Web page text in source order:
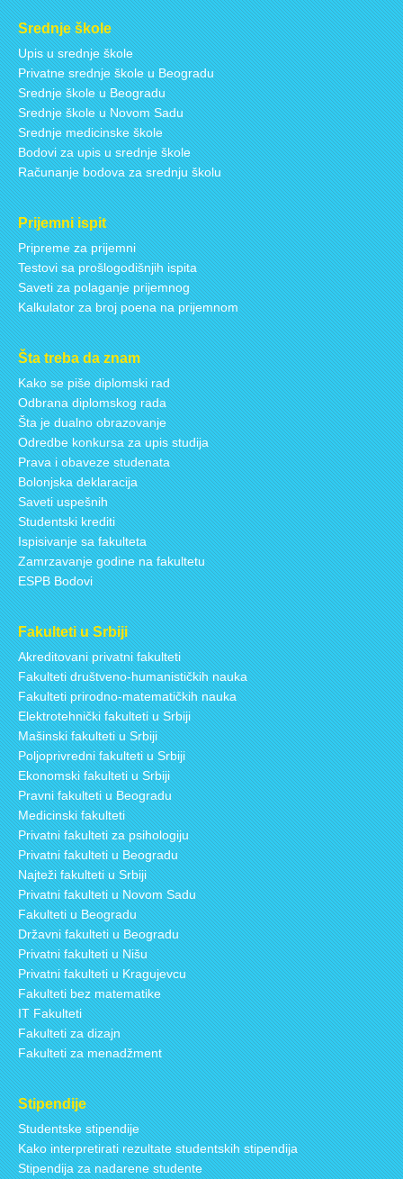
Srednje škole
Upis u srednje škole
Privatne srednje škole u Beogradu
Srednje škole u Beogradu
Srednje škole u Novom Sadu
Srednje medicinske škole
Bodovi za upis u srednje škole
Računanje bodova za srednju školu
Prijemni ispit
Pripreme za prijemni
Testovi sa prošlogodišnjih ispita
Saveti za polaganje prijemnog
Kalkulator za broj poena na prijemnom
Šta treba da znam
Kako se piše diplomski rad
Odbrana diplomskog rada
Šta je dualno obrazovanje
Odredbe konkursa za upis studija
Prava i obaveze studenata
Bolonjska deklaracija
Saveti uspešnih
Studentski krediti
Ispisivanje sa fakulteta
Zamrzavanje godine na fakultetu
ESPB Bodovi
Fakulteti u Srbiji
Akreditovani privatni fakulteti
Fakulteti društveno-humanističkih nauka
Fakulteti prirodno-matematičkih nauka
Elektrotehnički fakulteti u Srbiji
Mašinski fakulteti u Srbiji
Poljoprivredni fakulteti u Srbiji
Ekonomski fakulteti u Srbiji
Pravni fakulteti u Beogradu
Medicinski fakulteti
Privatni fakulteti za psihologiju
Privatni fakulteti u Beogradu
Najteži fakulteti u Srbiji
Privatni fakulteti u Novom Sadu
Fakulteti u Beogradu
Državni fakulteti u Beogradu
Privatni fakulteti u Nišu
Privatni fakulteti u Kragujevcu
Fakulteti bez matematike
IT Fakulteti
Fakulteti za dizajn
Fakulteti za menadžment
Stipendije
Studentske stipendije
Kako interpretirati rezultate studentskih stipendija
Stipendija za nadarene studente